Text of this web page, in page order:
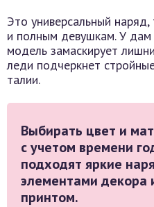
Это универсальный
и полным девушкам. У дам
модель замаскирует
леди подчеркнет
талии.
Выбирать цвет и
с учетом времени
подходят яркие
элементами декора
принтом.